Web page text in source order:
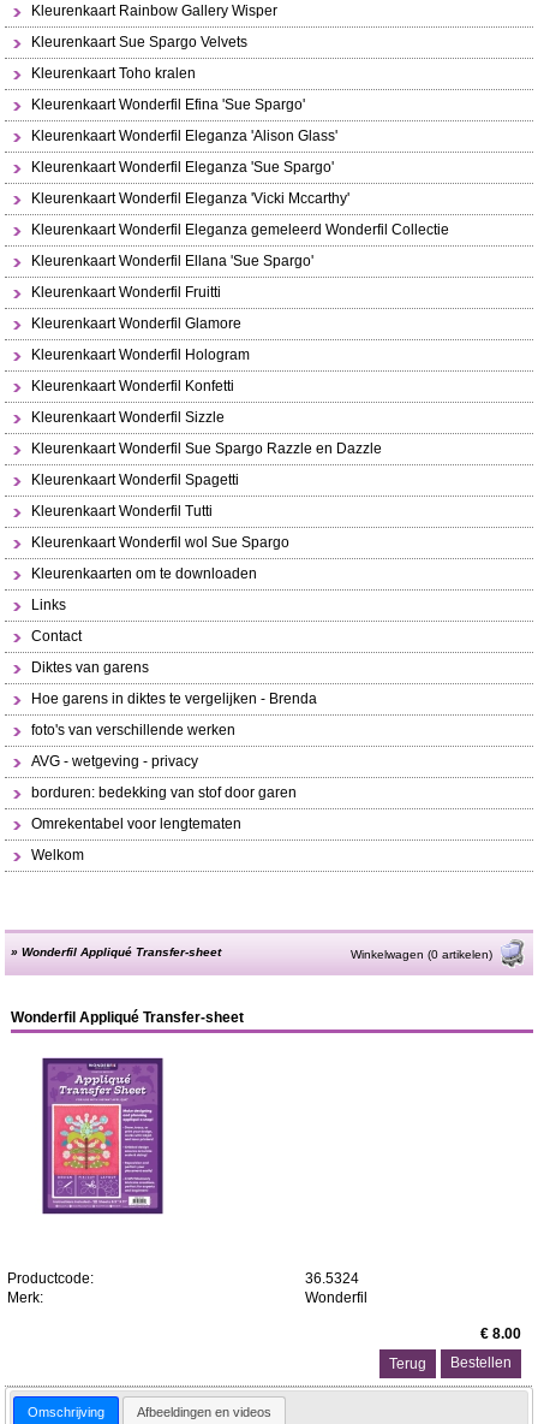
Kleurenkaart Rainbow Gallery Wisper
Kleurenkaart Sue Spargo Velvets
Kleurenkaart Toho kralen
Kleurenkaart Wonderfil Efina 'Sue Spargo'
Kleurenkaart Wonderfil Eleganza 'Alison Glass'
Kleurenkaart Wonderfil Eleganza 'Sue Spargo'
Kleurenkaart Wonderfil Eleganza 'Vicki Mccarthy'
Kleurenkaart Wonderfil Eleganza gemeleerd Wonderfil Collectie
Kleurenkaart Wonderfil Ellana 'Sue Spargo'
Kleurenkaart Wonderfil Fruitti
Kleurenkaart Wonderfil Glamore
Kleurenkaart Wonderfil Hologram
Kleurenkaart Wonderfil Konfetti
Kleurenkaart Wonderfil Sizzle
Kleurenkaart Wonderfil Sue Spargo Razzle en Dazzle
Kleurenkaart Wonderfil Spagetti
Kleurenkaart Wonderfil Tutti
Kleurenkaart Wonderfil wol Sue Spargo
Kleurenkaarten om te downloaden
Links
Contact
Diktes van garens
Hoe garens in diktes te vergelijken - Brenda
foto's van verschillende werken
AVG - wetgeving - privacy
borduren: bedekking van stof door garen
Omrekentabel voor lengtematen
Welkom
»Wonderfil Appliqué Transfer-sheet Winkelwagen (0 artikelen)
Wonderfil Appliqué Transfer-sheet
Productcode:
36.5324
Merk:
Wonderfil
€ 8.00
Terug
Omschrijving Afbeeldingen en videos